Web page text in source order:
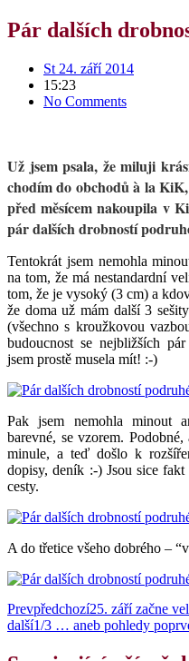
Pár dalších
St 24. září 2014
15:23
No Comments
Už jsem psala, že miluji
chodím do obchodů à la
před měsícem nakoupila v
pár dalších drobností
Tentokrát jsem nemohla
na tom, že má nestandardní
tom, že je vysoký (3 cm) a
že doma už mám další 3
(všechno s kroužkovou
budoucnost se nejbližších
jsem prostě musela mít! :-)
Pak jsem nemohla minout
barevné, se vzorem.
minule, a teď došlo k
dopisy, deník :-) Jsou sice
cesty.
A do třetice všeho dobrého –
Prevpředchozí25. září začne
další1/3 … aneb pohledy